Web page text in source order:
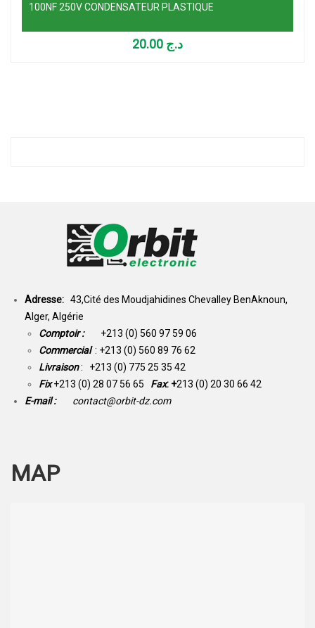
100NF 250V CONDENSATEUR PLASTIQUE
د.ج
Adresse: 43,Cité des Moudjahidines Chevalley BenAknoun,
Alger, Algérie
Comptoir : +213 (0) 560 97 59 06
Commercial : +213 (0) 560 89 76 62
Livraison: +213 (0) 775 25 35 42
Fix +213 (0) 28 07 56 65 Fax: +213 (0) 20 30 66 42
E-mail :
contact@orbit-dz.com
MAP